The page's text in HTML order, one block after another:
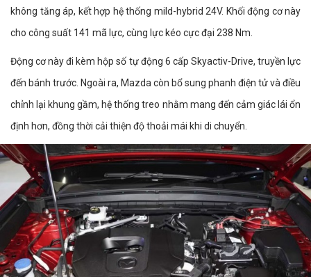
không tăng áp, kết hợp hệ thống mild-hybrid 24V. Khối động cơ này
cho công suất 141 mã lực, cùng lực kéo cực đại 238 Nm.
Động cơ này đi kèm hộp số tự động 6 cấp Skyactiv-Drive, truyền lực
đến bánh trước. Ngoài ra, Mazda còn bổ sung phanh điện tử và điều
chỉnh lại khung gầm, hệ thống treo nhằm mang đến cảm giác lái ổn
định hơn, đồng thời cải thiện độ thoải mái khi di chuyển.